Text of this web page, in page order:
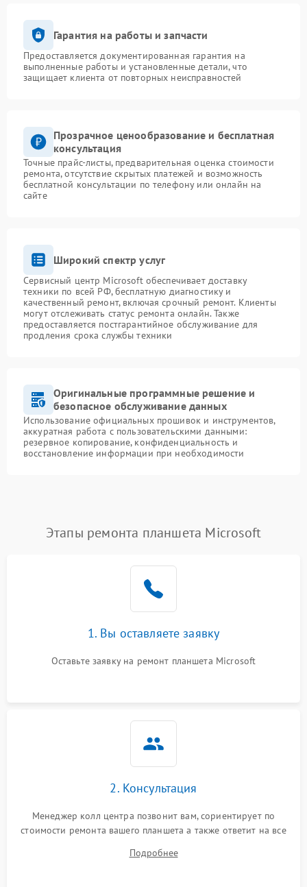
Гарантия на работы и запчасти
Предоставляется документированная гарантия на
выполненные работы и установленные детали, что
защищает клиента от повторных неисправностей
Прозрачное ценообразование и бесплатная
консультация
Точные прайс-листы, предварительная оценка стоимости
ремонта, отсутствие скрытых платежей и возможность
бесплатной консультации по телефону или онлайн на
сайте
Широкий спектр услуг
Сервисный центр Microsoft обеспечивает доставку
техники по всей РФ, бесплатную диагностику и
качественный ремонт, включая срочный ремонт. Клиенты
могут отслеживать статус ремонта онлайн. Также
предоставляется постгарантийное обслуживание для
продления срока службы техники
Оригинальные программные решение и
безопасное обслуживание данных
Использование официальных прошивок и инструментов,
аккуратная работа с пользовательскими данными:
резервное копирование, конфиденциальность и
восстановление информации при необходимости
Этапы ремонта планшета Microsoft
1. Вы оставляете заявку
Оставьте заявку на ремонт планшета Microsoft
2. Консультация
Менеджер колл центра позвонит вам, сориентирует по
стоимости ремонта вашего планшета а также ответит на все
Подробнее